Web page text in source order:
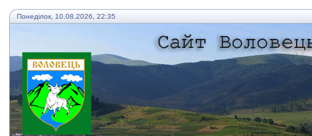
Понеділок, 10.08.2026, 22:35